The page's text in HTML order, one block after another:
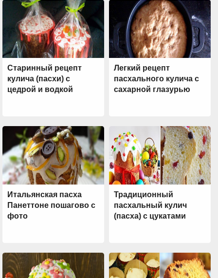
Старинный рецепт
кулича (пасхи) с
цедрой и водкой
Легкий рецепт
пасхального кулича с
сахарной глазурью
Итальянская пасха
Панеттоне пошагово с
фото
Традиционный
пасхальный кулич
(пасха) с цукатами